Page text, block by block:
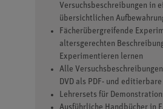
Versuchsbeschreibungen in
übersichtlichen
Fächerübergreifende
altersgerechten
Experimentieren lernen
Alle
DVD als PDF- und
Lehrersets für